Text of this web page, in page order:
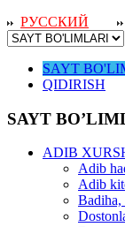
РУССКИЙ
SAYT
QIDIRISH
SAYT
ADIB
Adib
Adib
Badiha,